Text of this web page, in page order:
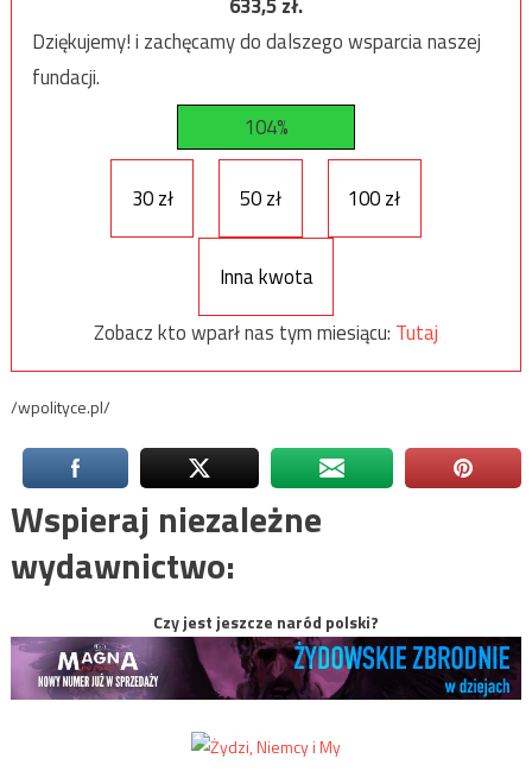
Dziękujemy! i zachęcamy do dalszego wsparcia naszej
fundacji.
104%
30 zł 50 zł 100 zł
Inna kwota
Zobacz kto wparł nas tym miesiącu: Tutaj
/wpolityce.pl/
Wspieraj niezależne
wydawnictwo:
Czy jest jeszcze naród polski?